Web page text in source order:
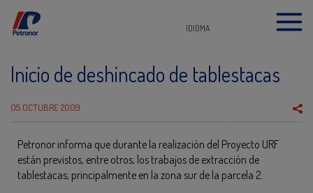
IDIOMA
Inicio de deshincado de tablestacas
05 OCTUBRE 2009
Petronor informa que durante la realización del Proyecto URF
están previstos, entre otros, los trabajos de extracción de
tablestacas, principalmente en la zona sur de la parcela 2.